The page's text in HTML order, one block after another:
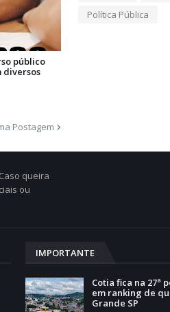
público
diversos
Postagem
Política Pública
queira
ou
IMPORTANTE
Cotia fica na 27ª
em ranking de
Grande SP